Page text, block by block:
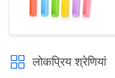
लोकप्रिय श्रेणियां